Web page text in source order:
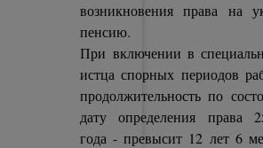
возникновения права на
пенсию.
При включении в
истца спорных периодов
продолжительность по
дату определения права
года - превысит 12 лет 6